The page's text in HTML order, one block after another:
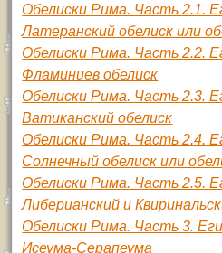
Обелиски Рима. Часть 2.1.
Латеранский обелиск или
Обелиски Рима. Часть 2.2.
Фламиниев обелиск
Обелиски Рима. Часть 2.3.
Ватиканский обелиск
Обелиски Рима. Часть 2.4.
Солнечный обелиск или
Обелиски Рима. Часть 2.5.
Либерианский и
Обелиски Рима. Часть 3.
Исеума-Серапеума